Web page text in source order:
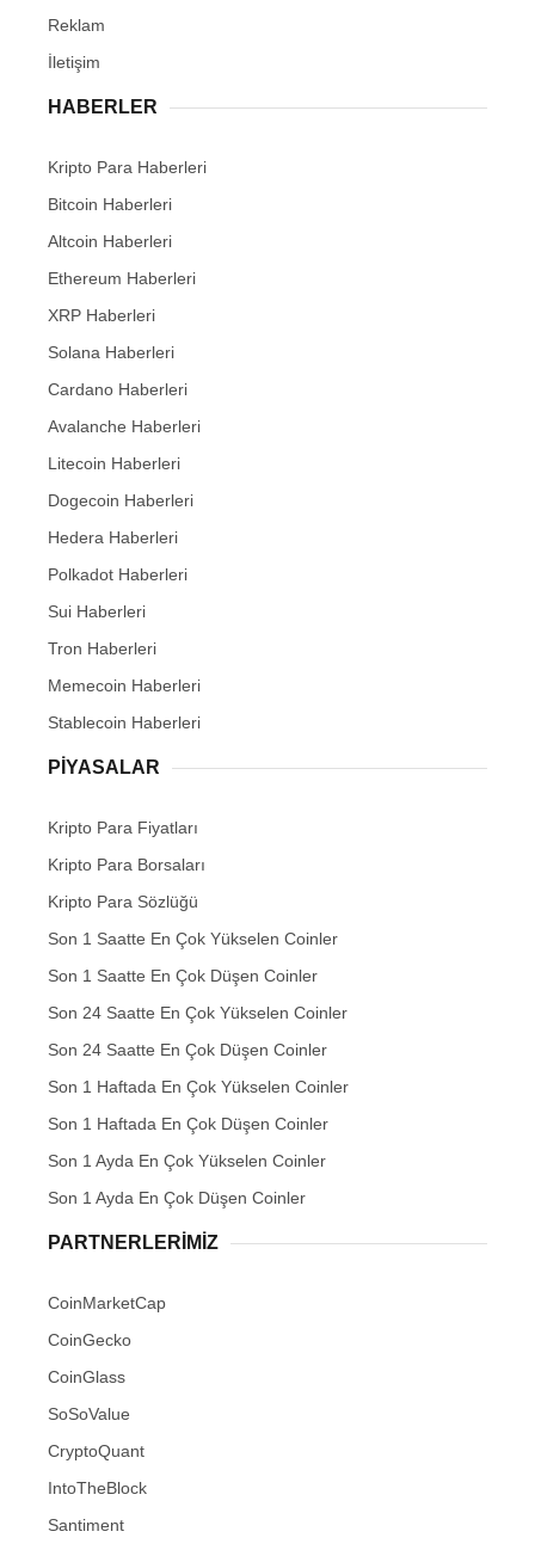
Reklam
İletişim
HABERLER
Kripto Para Haberleri
Bitcoin Haberleri
Altcoin Haberleri
Ethereum Haberleri
XRP Haberleri
Solana Haberleri
Cardano Haberleri
Avalanche Haberleri
Litecoin Haberleri
Dogecoin Haberleri
Hedera Haberleri
Polkadot Haberleri
Sui Haberleri
Tron Haberleri
Memecoin Haberleri
Stablecoin Haberleri
PIYASALAR
Kripto Para Fiyatları
Kripto Para Borsaları
Kripto Para Sözlüğü
Son 1 Saatte En Çok Yükselen Coinler
Son 1 Saatte En Çok Düşen Coinler
Son 24 Saatte En Çok Yükselen Coinler
Son 24 Saatte En Çok Düşen Coinler
Son 1 Haftada En Çok Yükselen Coinler
Son 1 Haftada En Çok Düşen Coinler
Son 1 Ayda En Çok Yükselen Coinler
Son 1 Ayda En Çok Düşen Coinler
PARTNERLERIMIZ
CoinMarketCap
CoinGecko
CoinGlass
SoSoValue
CryptoQuant
IntoTheBlock
Santiment